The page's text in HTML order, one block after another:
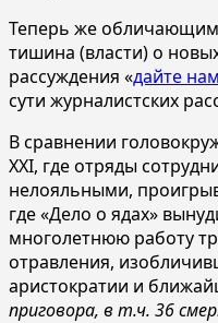
Теперь же
тишина (власти) о
рассуждения «дайте
сути журналистских
В сравнении
XXI, где отряды
нелояльными,
где «Дело о ядах»
многолетнюю работу
отравления,
аристократии и
приговора, в т.ч. 36